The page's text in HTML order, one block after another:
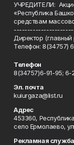
УЧРЕДИТЕЛИ:
«Республика
средствам
Директор
Телефон: 8(34757)
Телефон
8(34757)6-91-95; 6-
Эл. почта
kuiurgaza@list.ru
Адрес
453360,
село Ермолаево,
Рекламная служба